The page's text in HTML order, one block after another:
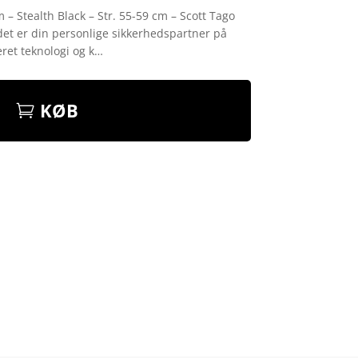
– Stealth Black – Str. 55-59 cm – Scott Tago
er din personlige sikkerhedspartner på
teknologi og k…
KØB